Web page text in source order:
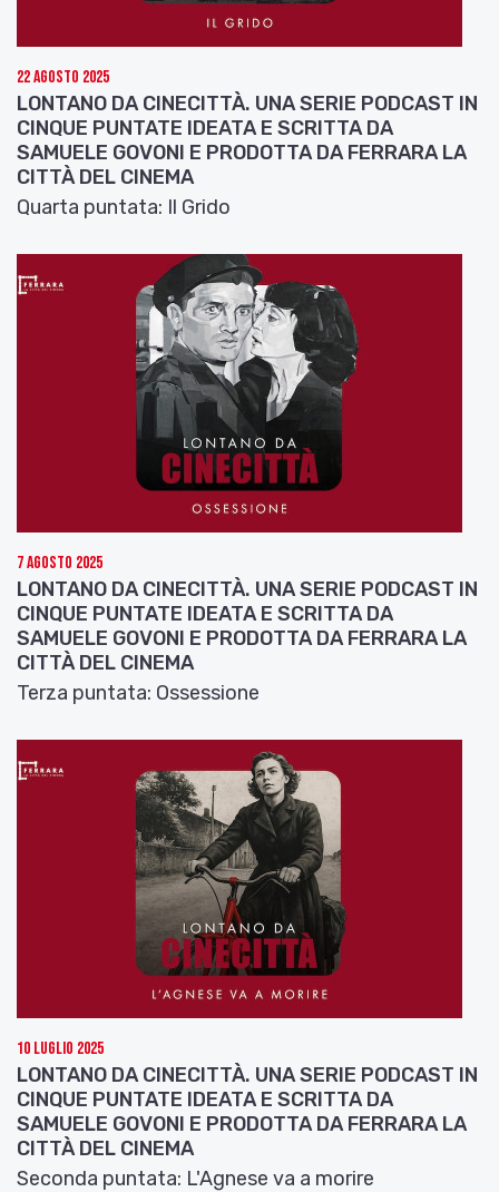
22 Agosto 2025
LONTANO DA CINECITTÀ. UNA SERIE PODCAST IN
CINQUE PUNTATE IDEATA E SCRITTA DA
SAMUELE GOVONI E PRODOTTA DA FERRARA LA
CITTÀ DEL CINEMA
Quarta puntata: Il Grido
7 Agosto 2025
LONTANO DA CINECITTÀ. UNA SERIE PODCAST IN
CINQUE PUNTATE IDEATA E SCRITTA DA
SAMUELE GOVONI E PRODOTTA DA FERRARA LA
CITTÀ DEL CINEMA
Terza puntata: Ossessione
10 Luglio 2025
LONTANO DA CINECITTÀ. UNA SERIE PODCAST IN
CINQUE PUNTATE IDEATA E SCRITTA DA
SAMUELE GOVONI E PRODOTTA DA FERRARA LA
CITTÀ DEL CINEMA
Seconda puntata: L'Agnese va a morire